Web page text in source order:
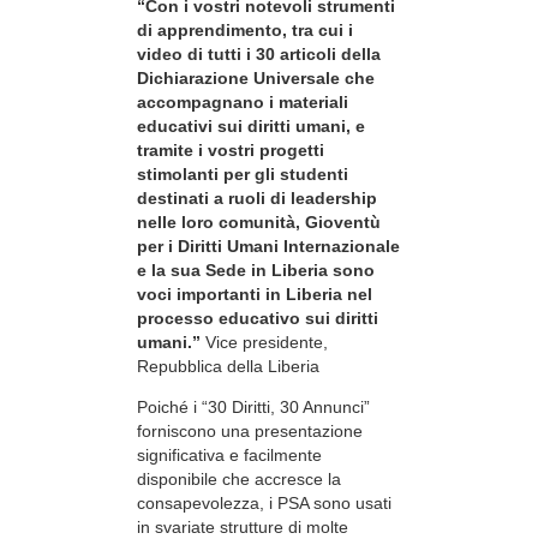
“Con i vostri notevoli strumenti
di apprendimento, tra cui i
video di tutti i 30 articoli della
Dichiarazione Universale che
accompagnano i materiali
educativi sui diritti umani, e
tramite i vostri progetti
stimolanti per gli studenti
destinati a ruoli di leadership
nelle loro comunità, Gioventù
per i Diritti Umani Internazionale
e la sua Sede in Liberia sono
voci importanti in Liberia nel
processo educativo sui diritti
umani.” Vice presidente,
Repubblica della Liberia
Poiché i “30 Diritti, 30 Annunci”
forniscono una presentazione
significativa e facilmente
disponibile che accresce la
consapevolezza, i PSA sono usati
in svariate strutture di molte